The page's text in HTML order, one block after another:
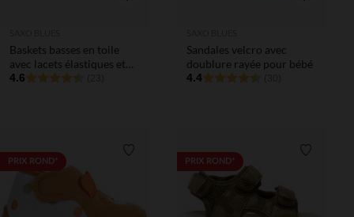
Baskets basses en toile
avec lacets élastiques et
velcro pour bébé garçon
4.6
Sandales velcro avec
doublure rayée pour bébé
4.4
PRIX ROND* Liste de souhaits
PRIX ROND*